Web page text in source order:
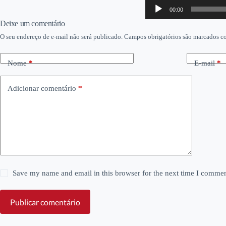
Tocador
áudio
00:00
Deixe um comentário
O seu endereço de e-mail não será publicado. Campos obrigatórios são marcados
Nome* E-mail*
Adicionar comentário *
Save my name and email in this browser for the next time I
Publicar comentário